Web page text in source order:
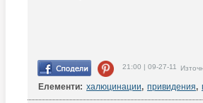
21:00 | 09-27-11
Елементи: халюцинации, привидения,